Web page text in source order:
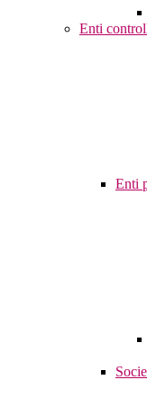
Enti
Enti